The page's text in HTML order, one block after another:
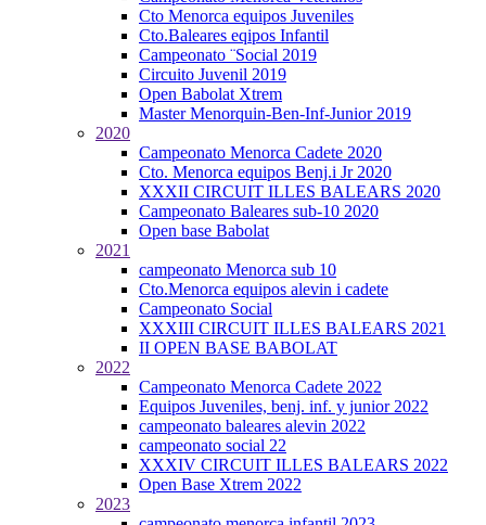
Cto Menorca equipos Juveniles
Cto.Baleares eqipos Infantil
Campeonato ¨Social 2019
Circuito Juvenil 2019
Open Babolat Xtrem
Master Menorquin-Ben-Inf-Junior 2019
2020
Campeonato Menorca Cadete 2020
Cto. Menorca equipos Benj.i Jr 2020
XXXII CIRCUIT ILLES BALEARS 2020
Campeonato Baleares sub-10 2020
Open base Babolat
2021
campeonato Menorca sub 10
Cto.Menorca equipos alevin i cadete
Campeonato Social
XXXIII CIRCUIT ILLES BALEARS 2021
II OPEN BASE BABOLAT
2022
Campeonato Menorca Cadete 2022
Equipos Juveniles, benj. inf. y junior 2022
campeonato baleares alevin 2022
campeonato social 22
XXXIV CIRCUIT ILLES BALEARS 2022
Open Base Xtrem 2022
2023